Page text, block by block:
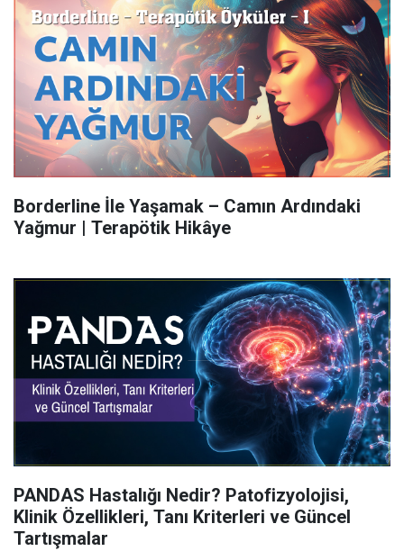
Borderline İle Yaşamak – Camın Ardındaki
Yağmur | Terapötik Hikâye
PANDAS Hastalığı Nedir? Patofizyolojisi,
Klinik Özellikleri, Tanı Kriterleri ve Güncel
Tartışmalar